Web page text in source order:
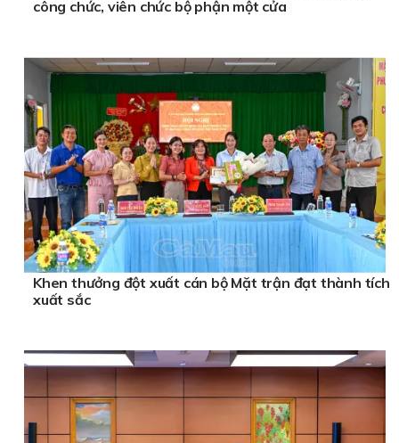
công chức, viên chức bộ phận một cửa
Khen thưởng đột xuất cán bộ Mặt trận đạt thành tích
xuất sắc